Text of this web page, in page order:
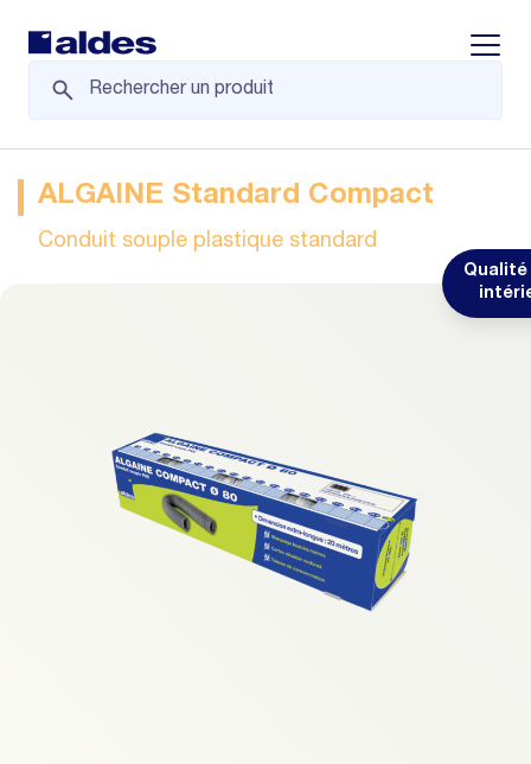
Qualité
ALGAINE Standard Compact
Conduit souple plastique standard